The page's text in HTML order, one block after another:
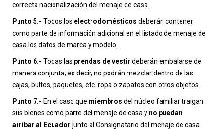
correcta nacionalización del menaje de casa.
Punto 5.- Todos los electrodomésticos deberán contener
como parte de información adicional en el listado de menaje de
casa los datos de marca y modelo.
Punto 6.- Todas las prendas de vestir deberán embalarse de
manera conjunta; es decir, no podrán mezclar dentro de las
cajas, bultos, paquetes, etc. ropa o zapatos con otros objetos.
Punto 7.- En el caso que miembros del núcleo familiar traigan
sus bienes como parte del menaje de casa y no puedan
arribar al Ecuador junto al Consignatario del menaje de casa